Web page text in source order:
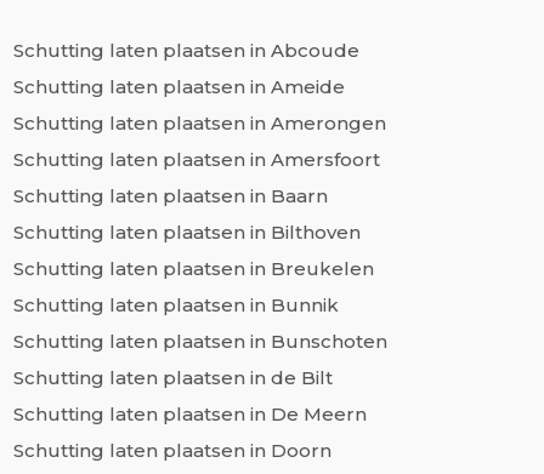
Schutting laten plaatsen in Abcoude
Schutting laten plaatsen in Ameide
Schutting laten plaatsen in Amerongen
Schutting laten plaatsen in Amersfoort
Schutting laten plaatsen in Baarn
Schutting laten plaatsen in Bilthoven
Schutting laten plaatsen in Breukelen
Schutting laten plaatsen in Bunnik
Schutting laten plaatsen in Bunschoten
Schutting laten plaatsen in de Bilt
Schutting laten plaatsen in De Meern
Schutting laten plaatsen in Doorn